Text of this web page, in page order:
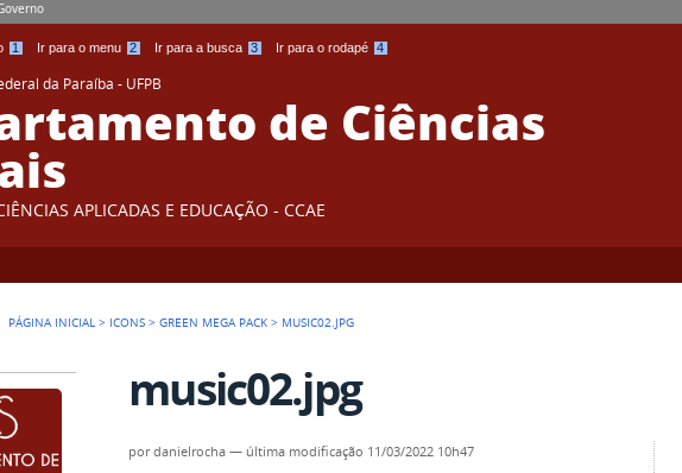
1 Ir para o menu 2 Ir para a busca 3 Ir para o rodapé 4
da Paraíba - UFPB
de Ciências
APLICADAS E EDUCAÇÃO - CCAE
PÁGINA INICIAL > ICONS >GREEN MEGA PACK > MUSIC02.JPG
music02.jpg
pordanielrocha — última modificação 11/03/2022 10h47